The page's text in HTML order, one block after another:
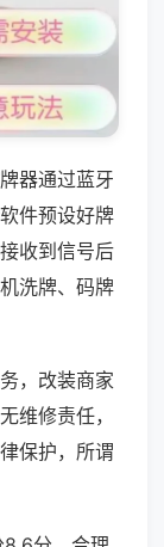
器通过蓝牙
件预设好牌
收到信号后
洗牌、码牌
，改装商家
维修责任，
保护，所谓